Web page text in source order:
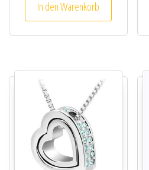
In den Warenkorb